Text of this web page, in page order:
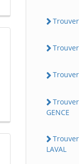
GENCE
LAVAL